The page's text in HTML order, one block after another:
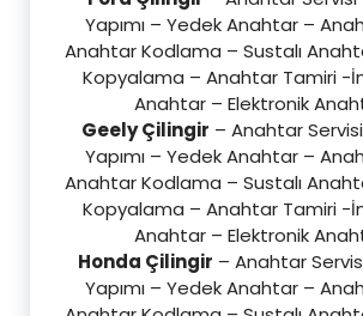
Yapımı – Yedek Anahtar –
Anahtar Kodlama – Sustalı
Kopyalama – Anahtar Tamiri -
Anahtar – Elektronik
Geely Çilingir – Anahtar
Yapımı – Yedek Anahtar –
Anahtar Kodlama – Sustalı
Kopyalama – Anahtar Tamiri -
Anahtar – Elektronik
Honda Çilingir – Anahtar
Yapımı – Yedek Anahtar –